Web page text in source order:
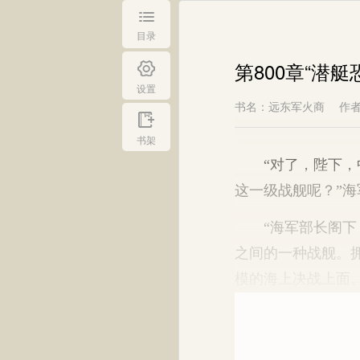
目录
设置
书架
第800章“潜艇
书名：远东军火商 作
“对了，陛下，
这一级战舰呢？”
“海军部长阁下，
之间的一种战舰。